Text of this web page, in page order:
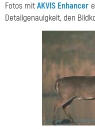
Fotos mitAKVIS Enhancer
Detailgenauigkeit, den